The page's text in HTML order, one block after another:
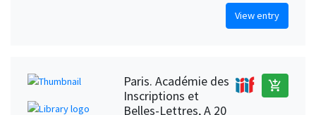
View entry
Paris. Académie des
Inscriptions et
Belles-Lettres, A 20
add_shopping_cart